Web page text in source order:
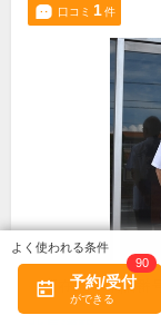
口コミ 1件
所在地・電話番号
予約/受付
90